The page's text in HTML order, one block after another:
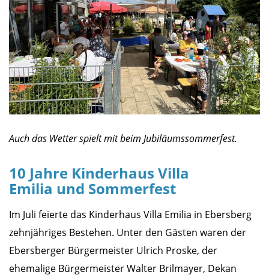
Auch das Wetter spielt mit beim Jubiläumssommerfest.
10 Jahre Kinderhaus Villa
Emilia und Sommerfest
Im Juli feierte das Kinderhaus Villa Emilia in Ebersberg
zehnjähriges Bestehen. Unter den Gästen waren der
Ebersberger Bürgermeister Ulrich Proske, der
ehemalige Bürgermeister Walter Brilmayer, Dekan